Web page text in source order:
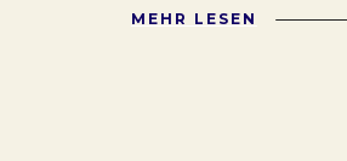
MEHR LESEN